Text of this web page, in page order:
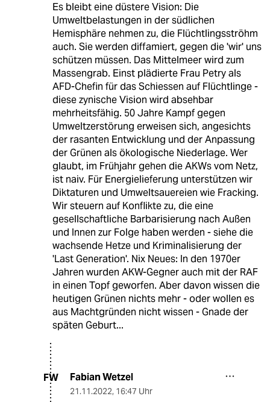
Es bleibt eine düstere Vision: Die
Umweltbelastungen in der südlichen
Hemisphäre nehmen zu, die Flüchtlingsströhm
auch. Sie werden diffamiert, gegen die 'wir' uns
schützen müssen. Das Mittelmeer wird zum
Massengrab. Einst plädierte Frau Petry als
AFD-Chefin für das Schiessen auf Flüchtlinge -
diese zynische Vision wird absehbar
mehrheitsfähig. 50 Jahre Kampf gegen
Umweltzerstörung erweisen sich, angesichts
der rasanten Entwicklung und der Anpassung
der Grünen als ökologische Niederlage. Wer
glaubt, im Frühjahr gehen die AKWs vom Netz,
ist naiv. Für Energielieferung unterstützen wir
Diktaturen und Umweltsauereien wie Fracking.
Wir steuern auf Konflikte zu, die eine
gesellschaftliche Barbarisierung nach Außen
und Innen zur Folge haben werden - siehe die
wachsende Hetze und Kriminalisierung der
'Last Generation'. Nix Neues: In den 1970er
Jahren wurden AKW-Gegner auch mit der RAF
in einen Topf geworfen. Aber davon wissen die
heutigen Grünen nichts mehr - oder wollen es
aus Machtgründen nicht wissen - Gnade der
späten Geburt...
FW Fabian Wetzel
21.11.2022, 16:47 Uhr